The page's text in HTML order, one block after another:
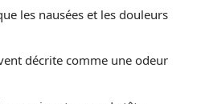
les nausées et les douleurs
décrite comme une odeur